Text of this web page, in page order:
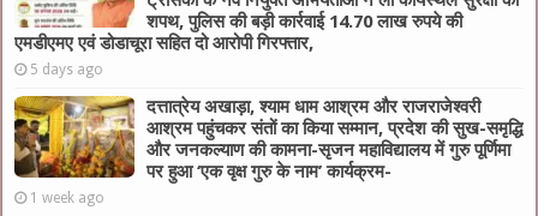
शपथ, पुलिस की बड़ी कार्रवाई 14.70 लाख रुपये की
एमडीएमए एवं डोडाचूरा सहित दो आरोपी गिरफ्तार,
5 days ago
दत्तात्रेय अखाड़ा, श्याम धाम आश्रम और राजराजेश्वरी
आश्रम पहुंचकर संतों का किया सम्मान, प्रदेश की सुख-समृद्धि
और जनकल्याण की कामना-सृजन महाविद्यालय में गुरु पूर्णिमा
पर हुआ ‘एक वृक्ष गुरु के नाम’ कार्यक्रम-
1 week ago